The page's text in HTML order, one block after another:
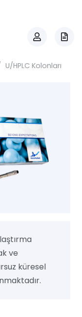
U/HPLC Kolonları
ve
küresel